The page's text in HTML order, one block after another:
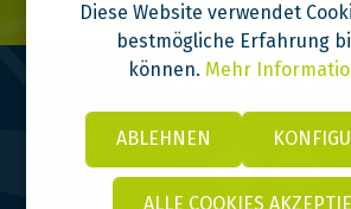
Diese Website verwendet
bestmögliche Erfahrung
können. Mehr
ABLEHNEN
ALLE COOKIES